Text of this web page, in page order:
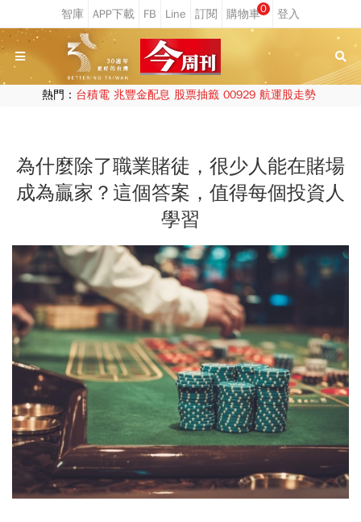
0
熱門： 台積電 兆豐金配息 股票抽籤 00929 航運股走勢
為什麼除了職業賭徒，很少人能在賭場
成為贏家？這個答案，值得每個投資人
學習